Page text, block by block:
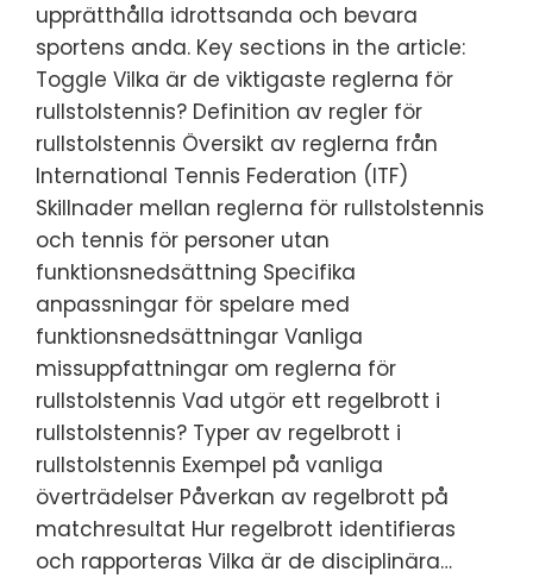
upprätthålla idrottsanda och bevara
sportens anda. Key sections in the article:
Toggle Vilka är de viktigaste reglerna för
rullstolstennis? Definition av regler för
rullstolstennis Översikt av reglerna från
International Tennis Federation (ITF)
Skillnader mellan reglerna för rullstolstennis
och tennis för personer utan
funktionsnedsättning Specifika
anpassningar för spelare med
funktionsnedsättningar Vanliga
missuppfattningar om reglerna för
rullstolstennis Vad utgör ett regelbrott i
rullstolstennis? Typer av regelbrott i
rullstolstennis Exempel på vanliga
överträdelser Påverkan av regelbrott på
matchresultat Hur regelbrott identifieras
och rapporteras Vilka är de disciplinära…